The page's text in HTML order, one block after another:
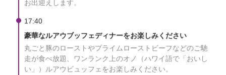
お出迎えします。
17:40
豪華なルアウブッフェディナーをお楽しみください
丸ごと豚のローストやプライムローストビーフなどのご馳
走が食べ放題、ワンランク上のオノ（ハワイ語で「おいし
い」）ルアウビュッフェをお楽しみください。